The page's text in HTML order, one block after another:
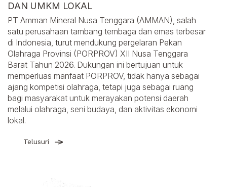
DAN UMKM LOKAL
PT Amman Mineral Nusa Tenggara (AMMAN), salah
satu perusahaan tambang tembaga dan emas terbesar
di Indonesia, turut mendukung pergelaran Pekan
Olahraga Provinsi (PORPROV) XII Nusa Tenggara
Barat Tahun 2026. Dukungan ini bertujuan untuk
memperluas manfaat PORPROV, tidak hanya sebagai
ajang kompetisi olahraga, tetapi juga sebagai ruang
bagi masyarakat untuk merayakan potensi daerah
melalui olahraga, seni budaya, dan aktivitas ekonomi
lokal.
Telusuri